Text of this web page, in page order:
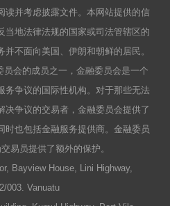
读并考虑披露文件。本网站提供的信
当地法律法规的国家或司法管辖区的
不面向美国、伊朗和朝鲜的居民。
会的成员之一，金融委员会是一个
务争议的国际性机构。对于那些无法
决争议的交易者，金融委员会提供了
时也包括金融服务提供商。金融委员
易员提供了额外的保护。
Bayview House, Lini Highway,
003. Vanuatu